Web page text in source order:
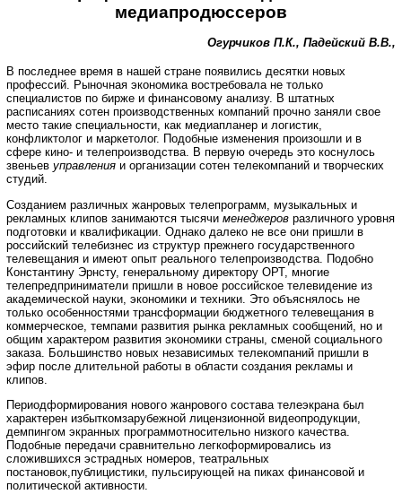
медиапродюссеров
Огурчиков П.К., Падейский В.В.,
В последнее время в нашей стране появились десятки новых
профессий. Рыночная экономика востребовала не только
специалистов по бирже и финансовому анализу. В штатных
расписаниях сотен производственных компаний прочно заняли свое
место такие специальности, как медиапланер и логистик,
конфликтолог и маркетолог. Подобные изменения произошли и в
сфере кино- и телепроизводства. В первую очередь это коснулось
звеньев управления и организации сотен телекомпаний и творческих
студий.
Созданием различных жанровых телепрограмм, музыкальных и
рекламных клипов занимаются тысячи менеджеров различного уровня
подготовки и квалификации. Однако далеко не все они пришли в
российский телебизнес из структур прежнего государственного
телевещания и имеют опыт реального телепроизводства. Подобно
Константину Эрнсту, генеральному директору ОРТ, многие
телепредприниматели пришли в новое российское телевидение из
академической науки, экономики и техники. Это объяснялось не
только особенностями трансформации бюджетного телевещания в
коммерческое, темпами развития рынка рекламных сообщений, но и
общим характером развития экономики страны, сменой социального
заказа. Большинство новых независимых телекомпаний пришли в
эфир после длительной работы в области создания рекламы и
клипов.
Периодформирования нового жанрового состава телеэкрана был
характерен избыткомзарубежной лицензионной видеопродукции,
демпингом экранных программотносительно низкого качества.
Подобные передачи сравнительно легкоформировались из
сложившихся эстрадных номеров, театральных
постановок,публицистики, пульсирующей на пиках финансовой и
политической активности.